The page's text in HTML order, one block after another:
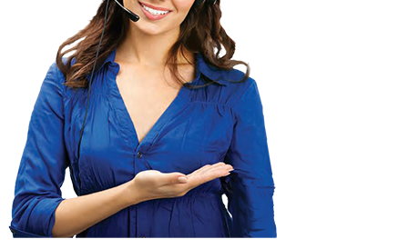
графических планшетов
граниторов
граверов
гребных тренажеров
грелок
грелок для ног
грелок для спины и шеи
греющих кабелей
грилей
грилей для кур
грилей для шаурмы
громкоговорителей
гвоздезабивных пистолетов
hd камер
hd-медиаплееров